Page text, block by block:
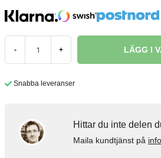
- + LÄGG I
Snabba leveranser
Hittar du inte delen
Maila kundtjänst på